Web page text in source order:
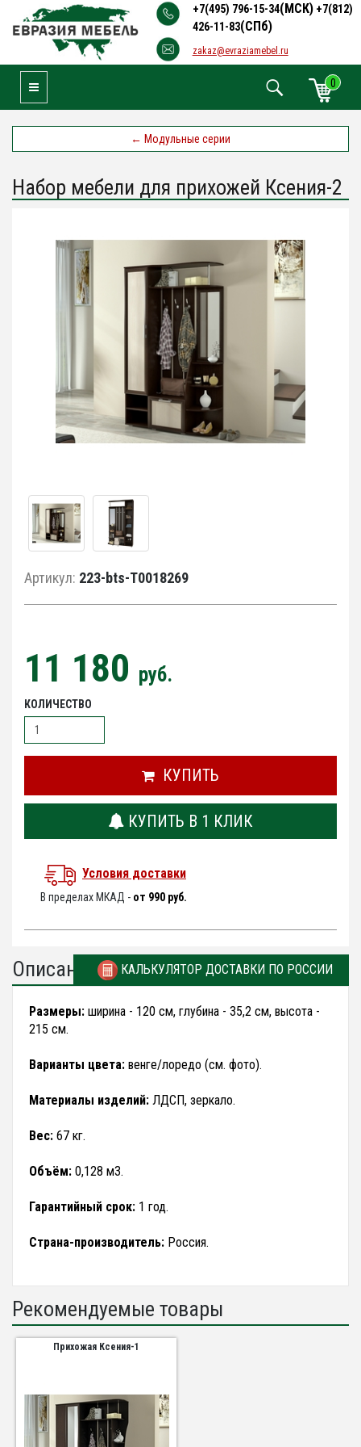
+7(495) 796-15-34(МСК) +7(812)
426-11-83(СПб)
zakaz@evraziamebel.ru
0
Toggle Navigation
← Модульные серии
Набор мебели для прихожей Ксения-2
Артикул: 223-bts-Т0018269
11 180 руб.
КОЛИЧЕСТВО
КУПИТЬ
КУПИТЬ В 1 КЛИК
Условия доставки
В пределах МКАД - от 990 руб.
Описание КАЛЬКУЛЯТОР ДОСТАВКИ ПО РОССИИ
Размеры: ширина - 120 см, глубина - 35,2 см, высота -
215 см.
Варианты цвета: венге/лоредо (см. фото).
Материалы изделий: ЛДСП, зеркало.
Вес: 67 кг.
Объём: 0,128 м3.
Гарантийный срок: 1 год.
Страна-производитель: Россия.
Рекомендуемые товары
Прихожая Ксения-1